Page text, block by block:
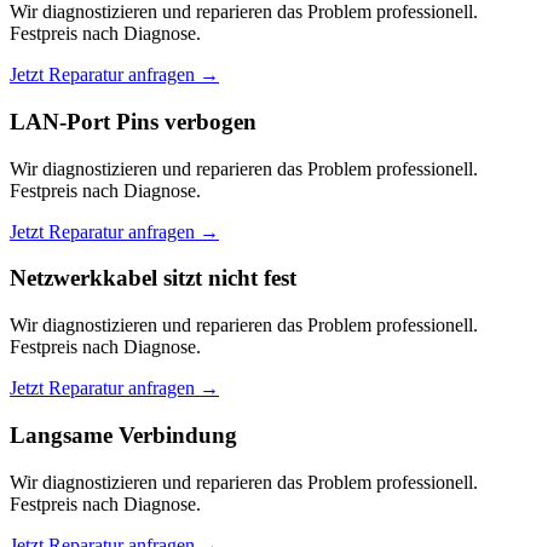
Wir diagnostizieren und reparieren das Problem professionell.
Festpreis nach Diagnose.
Jetzt Reparatur anfragen →
LAN-Port Pins verbogen
Wir diagnostizieren und reparieren das Problem professionell.
Festpreis nach Diagnose.
Jetzt Reparatur anfragen →
Netzwerkkabel sitzt nicht fest
Wir diagnostizieren und reparieren das Problem professionell.
Festpreis nach Diagnose.
Jetzt Reparatur anfragen →
Langsame Verbindung
Wir diagnostizieren und reparieren das Problem professionell.
Festpreis nach Diagnose.